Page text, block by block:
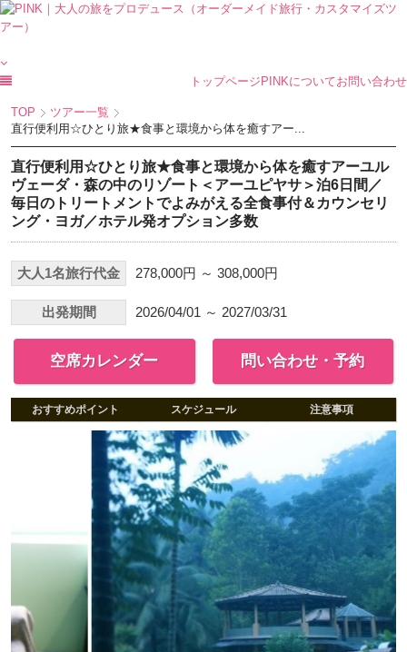
トップページ PINKについてお問い合わせ
TOP
ツアー一覧
直行便利用☆ひとり旅★食事と環境から体を癒すアー...
直行便利用☆ひとり旅★食事と環境から体を癒すアーユル
ヴェーダ・森の中のリゾート＜アーユピヤサ＞泊6日間／
毎日のトリートメントでよみがえる全食事付＆カウンセリ
ング・ヨガ／ホテル発オプション多数
大人1名旅行代金 278,000円 ～ 308,000円
出発期間 2026/04/01 ～ 2027/03/31
空席カレンダー 問い合わせ・予約
おすすめポイント スケジュール 注意事項